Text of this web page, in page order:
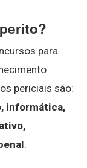
para
periciais são:
informática,
.